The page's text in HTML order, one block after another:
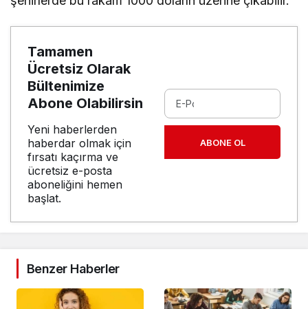
Tamamen
Ücretsiz Olarak
Bültenimize
Abone Olabilirsin
Yeni haberlerden
haberdar olmak için
fırsatı kaçırma ve
ücretsiz e-posta
aboneliğini hemen
başlat.
ABONE OL
Benzer Haberler